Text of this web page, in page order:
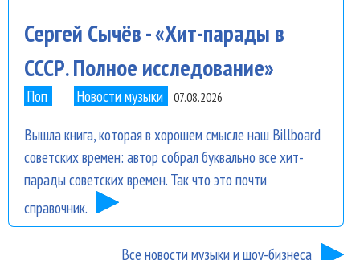
Сергей Сычёв - «Хит-парады в
СССР. Полное исследование»
Поп Новости музыки 07.08.2026
Вышла книга, которая в хорошем смысле наш Billboard
советских времен: автор собрал буквально все хит-
парады советских времен. Так что это почти
справочник.
Все новости музыки и шоу-бизнеса